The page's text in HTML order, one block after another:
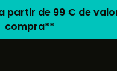
partir de 99 € de
compra**